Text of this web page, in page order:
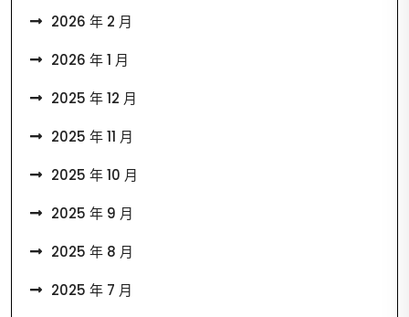
2026 年 2 月
2026 年 1 月
2025 年 12 月
2025 年 11 月
2025 年 10 月
2025 年 9 月
2025 年 8 月
2025 年 7 月